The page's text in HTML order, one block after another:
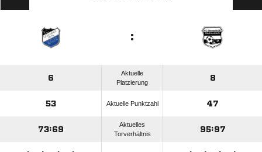
:
6
Aktuelle
Platzierung
8
53 Aktuelle Punktzahl 47
73:69
Aktuelles
Torverhältnis
95:97